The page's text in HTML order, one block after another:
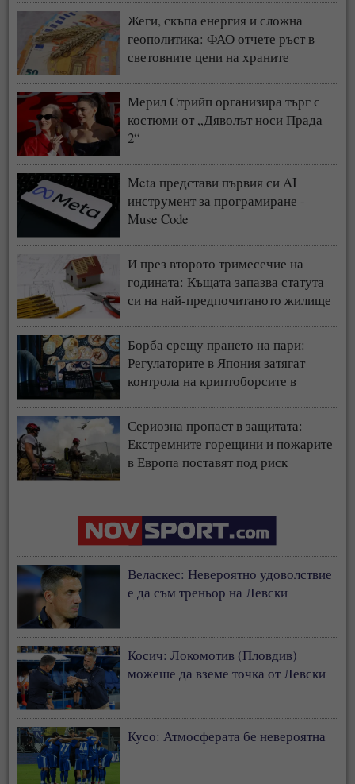
Жеги, скъпа енергия и сложна
геополитика: ФАО отчете ръст в
световните цени на храните
Мерил Стрийп организира търг с
костюми от „Дяволът носи Прада
2“
Meta представи първия си AI
инструмент за програмиране -
Muse Code
И през второто тримесечие на
годината: Къщата запазва статута
си на най-предпочитаното жилище
Борба срещу прането на пари:
Регулаторите в Япония затягат
контрола на криптоборсите в
Сериозна пропаст в защитата:
Екстремните горещини и пожарите
в Европа поставят под риск
Веласкес: Невероятно удоволствие
е да съм треньор на Левски
Косич: Локомотив (Пловдив)
можеше да вземе точка от Левски
Кусо: Атмосферата бе невероятна